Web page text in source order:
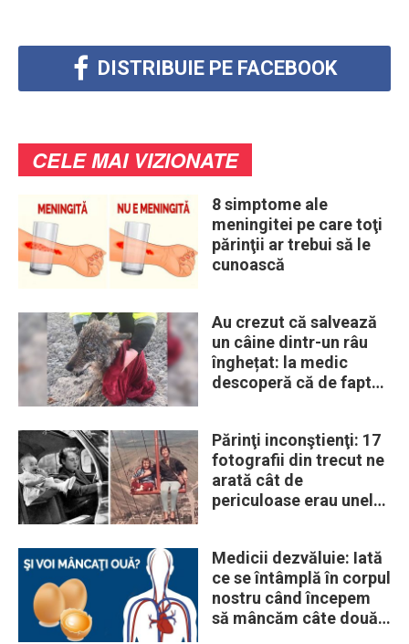
DISTRIBUIE PE FACEBOOK
CELE MAI VIZIONATE
8 simptome ale
meningitei pe care toţi
părinţii ar trebui să le
cunoască
Au crezut că salvează
un câine dintr-un râu
înghețat: la medic
descoperă că de fapt
Părinţi inconştienţi: 17
fotografii din trecut ne
arată cât de
periculoase erau unele
Medicii dezvăluie: Iată
ce se întâmplă în corpul
nostru când începem
să mâncăm câte două